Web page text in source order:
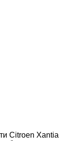
Citroen Xantia